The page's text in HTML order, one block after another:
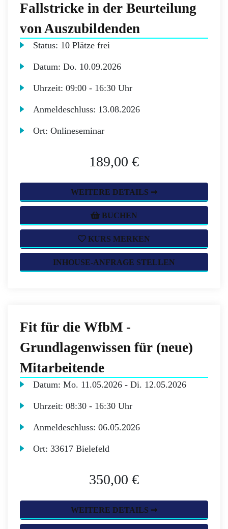
Fallstricke in der Beurteilung
von Auszubildenden
Status: 10 Plätze frei
Datum:Do. 10.09.2026
Uhrzeit:09:00 - 16:30 Uhr
Anmeldeschluss: 13.08.2026
Ort:Onlineseminar
189,00 €
WEITERE DETAILS ➞
BUCHEN
KURS MERKEN
INHOUSE-ANFRAGE STELLEN
Fit für die WfbM -
Grundlagenwissen für (neue)
Mitarbeitende
Datum:Mo. 11.05.2026 -Di. 12.05.2026
Uhrzeit:08:30 - 16:30 Uhr
Anmeldeschluss:06.05.2026
Ort:33617 Bielefeld
350,00 €
WEITERE DETAILS ➞